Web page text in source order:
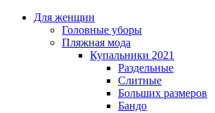
Для женщин
Головные уборы
Пляжная мода
Купальники 2021
Раздельные
Слитные
Больших размеров
Бандо